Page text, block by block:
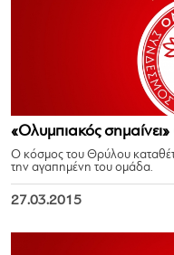
«Ολυμπιακός
Ο κόσμος του Θρύλου
την αγαπημένη του ομάδα.
27.03.2015